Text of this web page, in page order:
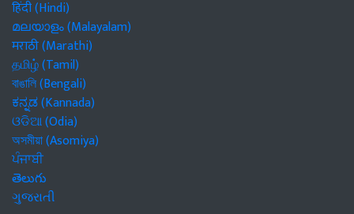
हिंदी (Hindi)
മലയാളം (Malayalam)
मराठी (Marathi)
தமிழ் (Tamil)
বাঙালি (Bengali)
ಕನ್ನಡ (Kannada)
ଓଡିଆ (Odia)
অসমীয়া (Asomiya)
ਪੰਜਾਬੀ
తెలుగు
ગુજરાતી